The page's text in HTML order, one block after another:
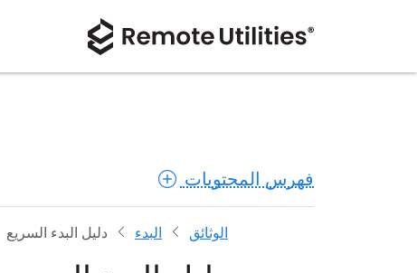
فهرس المحتويات
الوثائق البدء دليل البدء السريع